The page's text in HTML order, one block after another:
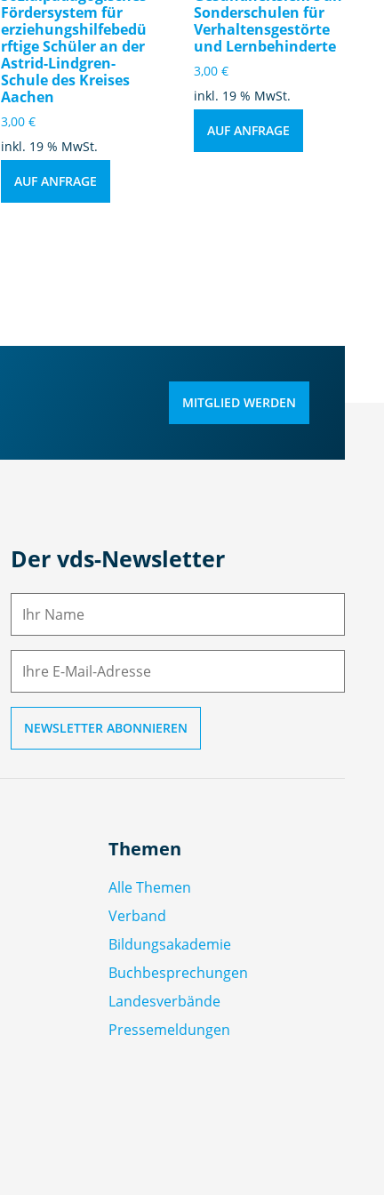
Fördersystem für
erziehungshilfebedü
rftige Schüler an der
Astrid-Lindgren-
Schule des Kreises
Aachen
3,00€
inkl. 19 % MwSt.
AUF ANFRAGE
Sonderschulen für
Verhaltensgestörte
und Lernbehinderte
3,00€
inkl. 19 % MwSt.
AUF ANFRAGE
MITGLIED WERDEN
Der vds-Newsletter
N
M
Themen
Alle Themen
Verband
Bildungsakademie
Buchbesprechungen
Landesverbände
Pressemeldungen